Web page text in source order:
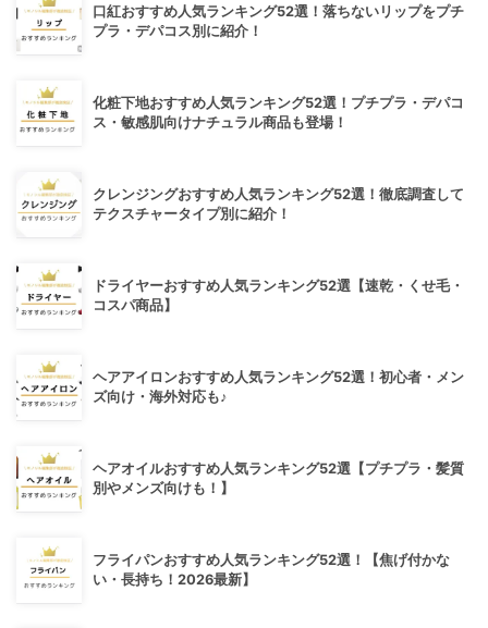
口紅おすすめ人気ランキング52選！落ちないリップをプチ
プラ・デパコス別に紹介！
化粧下地おすすめ人気ランキング52選！プチプラ・デパコ
ス・敏感肌向けナチュラル商品も登場！
クレンジングおすすめ人気ランキング52選！徹底調査して
テクスチャータイプ別に紹介！
ドライヤーおすすめ人気ランキング52選【速乾・くせ毛・
コスパ商品】
ヘアアイロンおすすめ人気ランキング52選！初心者・メン
ズ向け・海外対応も♪
ヘアオイルおすすめ人気ランキング52選【プチプラ・髪質
別やメンズ向けも！】
フライパンおすすめ人気ランキング52選！【焦げ付かな
い・長持ち！2026最新】